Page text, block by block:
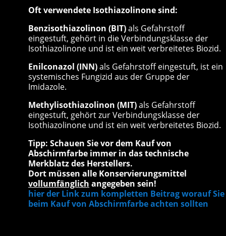
Oft verwendete Isothiazolinone sind:
Benzisothiazolinon (BIT)als Gefahrstoff
eingestuft, gehört in die Verbindungsklasse der
Isothiazolinone und ist ein weit verbreitetes Biozid.
Enilconazol (INN)als Gefahrstoff eingestuft, ist ein
systemisches Fungizid aus der Gruppe der
Imidazole.
Methylisothiazolinon (MIT)als Gefahrstoff
eingestuft, gehört zur Verbindungsklasse der
Isothiazolinone und ist ein weit verbreitetes Biozid.
Tipp: Schauen Sie vor dem Kauf von
Abschirmfarbe immer in das technische
Merkblatz des Herstellers.
Dort müssen alle Konservierungsmittel
vollumfänglich angegeben sein!
hier der Link zum kompletten Beitrag worauf Sie
beim Kauf von Abschirmfarbe achten sollten